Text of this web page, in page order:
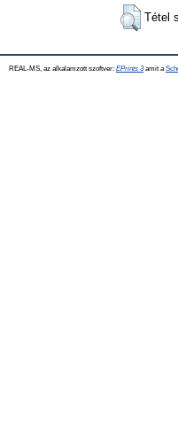
Tétel
REAL-MS, az alkalamzott szoftver: EPrints 3amit a